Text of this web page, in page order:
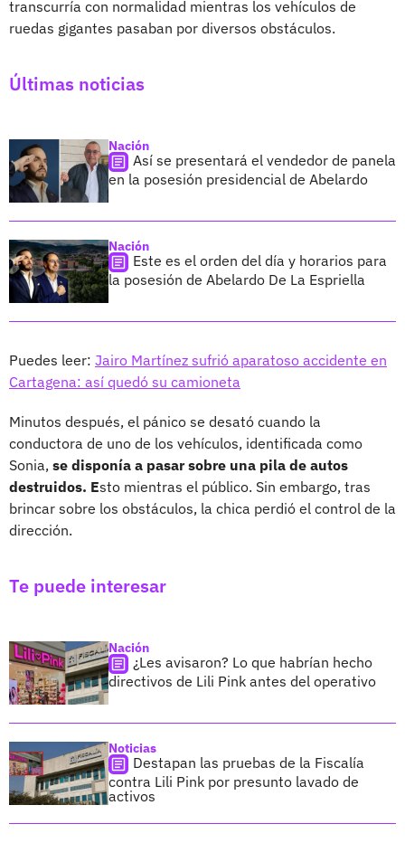
transcurría con normalidad mientras los vehículos de
ruedas gigantes pasaban por diversos obstáculos.
Últimas noticias
Nación
Así se presentará el vendedor de panela
en la posesión presidencial de Abelardo
Nación
Este es el orden del día y horarios para
la posesión de Abelardo De La Espriella
Puedes leer: Jairo Martínez sufrió aparatoso accidente en
Cartagena: así quedó su camioneta
Minutos después, el pánico se desató cuando la
conductora de uno de los vehículos, identificada como
Sonia, se disponía a pasar sobre una pila de autos
destruidos. Esto mientras el público. Sin embargo, tras
brincar sobre los obstáculos, la chica perdió el control de la
dirección.
Te puede interesar
Nación
¿Les avisaron? Lo que habrían hecho
directivos de Lili Pink antes del operativo
Noticias
Destapan las pruebas de la Fiscalía
contra Lili Pink por presunto lavado de
activos